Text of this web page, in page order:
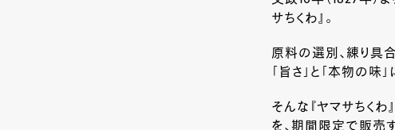
サちくわ』。
原料の選別、練り具
「旨さ」と「本物の味
そんな『ヤマサちく
を、期間限定で販売